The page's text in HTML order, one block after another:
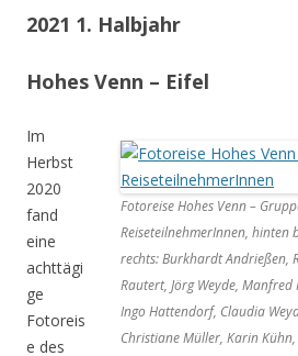
2021 1. Halbjahr
Hohes Venn – Eifel
Fotoreise Hohes Venn –
ReiseteilnehmerInnen, hinten
rechts: Burkhardt Andrießen,
Rautert, Jörg Weyde,
Ingo Hattendorf, Claudia
Christiane Müller, Karin
Im
Herbst
2020
fand
eine
achttägi
ge
Fotoreis
e des